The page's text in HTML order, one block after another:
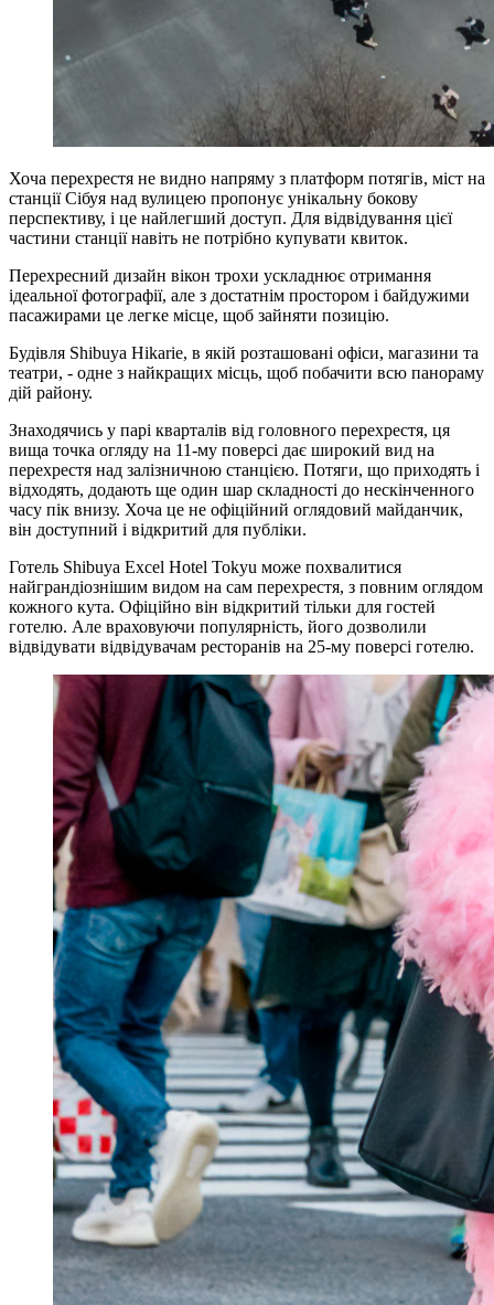
Хоча перехрестя не видно напряму з платформ потягів, міст на
станції Сібуя над вулицею пропонує унікальну бокову
перспективу, і це найлегший доступ. Для відвідування цієї
частини станції навіть не потрібно купувати квиток.
Перехресний дизайн вікон трохи ускладнює отримання
ідеальної фотографії, але з достатнім простором і байдужими
пасажирами це легке місце, щоб зайняти позицію.
Будівля Shibuya Hikarie, в якій розташовані офіси, магазини та
театри, - одне з найкращих місць, щоб побачити всю панораму
дій району.
Знаходячись у парі кварталів від головного перехрестя, ця
вища точка огляду на 11-му поверсі дає широкий вид на
перехрестя над залізничною станцією. Потяги, що приходять і
відходять, додають ще один шар складності до нескінченного
часу пік внизу. Хоча це не офіційний оглядовий майданчик,
він доступний і відкритий для публіки.
Готель Shibuya Excel Hotel Tokyu може похвалитися
найграндіознішим видом на сам перехрестя, з повним оглядом
кожного кута. Офіційно він відкритий тільки для гостей
готелю. Але враховуючи популярність, його дозволили
відвідувати відвідувачам ресторанів на 25-му поверсі готелю.